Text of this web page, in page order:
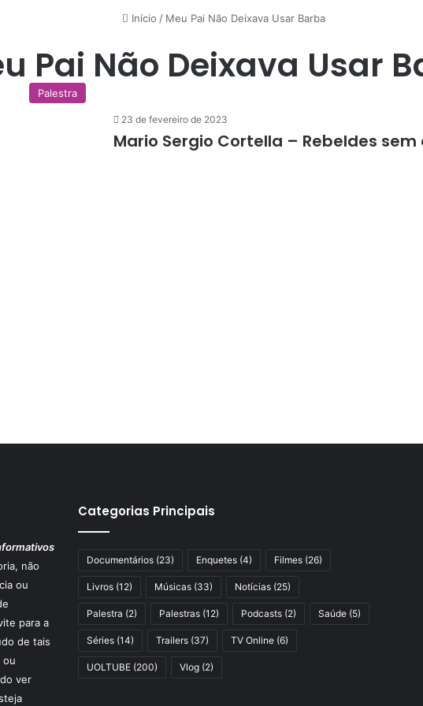
Início / Meu Pai Não Deixava Usar Barba
Pai Não Deixava Usar
Palestra
23 de fevereiro de 2023
Mario Sergio Cortella – Rebeldes sem
não
ou
para a
de tais
ou
ver
Categorias Principais
Documentários(23) Enquetes(4) Filmes(26)
Livros(12) Músicas(33) Notícias(25)
Palestra (2) Palestras(12) Podcasts(2) Saúde(5)
Séries(14) Trailers(37) TV Online(6)
UOLTUBE(200) Vlog(2)